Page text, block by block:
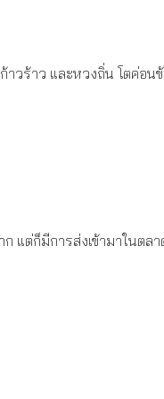
วร้าว และหวงถิ่น โตค่อนข้
แต่ก็มีการส่งเข้ามาในตล